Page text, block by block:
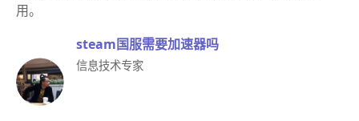
用。
steam国服需要加速器吗
信息技术专家